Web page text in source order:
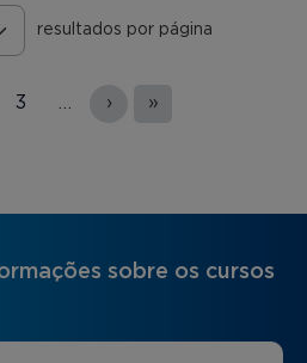
resultados por página
3 › »
sobre os cursos